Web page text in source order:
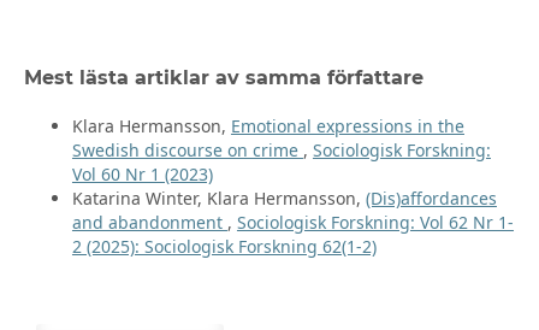
Mest lästa artiklar av samma författare
Klara Hermansson, Emotional expressions in the
Swedish discourse on crime , Sociologisk Forskning:
Vol 60 Nr 1 (2023)
Katarina Winter, Klara Hermansson, (Dis)affordances
and abandonment , Sociologisk Forskning: Vol 62 Nr 1-
2 (2025): Sociologisk Forskning 62(1-2)